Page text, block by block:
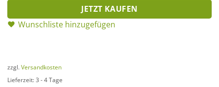
JETZT KAUFEN
Wunschliste hinzugefügen
zzgl. Versandkosten
Lieferzeit: 3 - 4 Tage